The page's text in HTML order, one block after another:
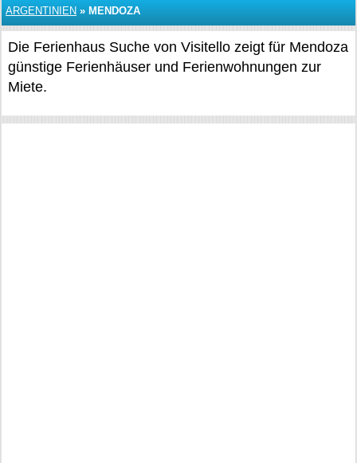
ARGENTINIEN » MENDOZA
Die Ferienhaus Suche von Visitello zeigt für Mendoza
günstige Ferienhäuser und Ferienwohnungen zur
Miete.